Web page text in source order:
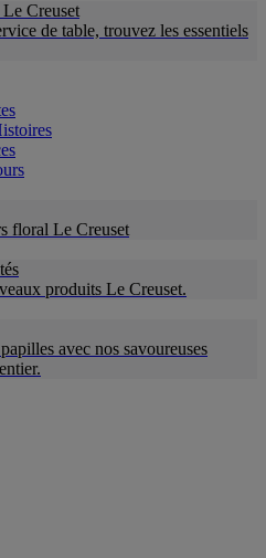
Creuset
de table, trouvez les essentiels
floral Le Creuset
produits Le Creuset.
avec nos savoureuses